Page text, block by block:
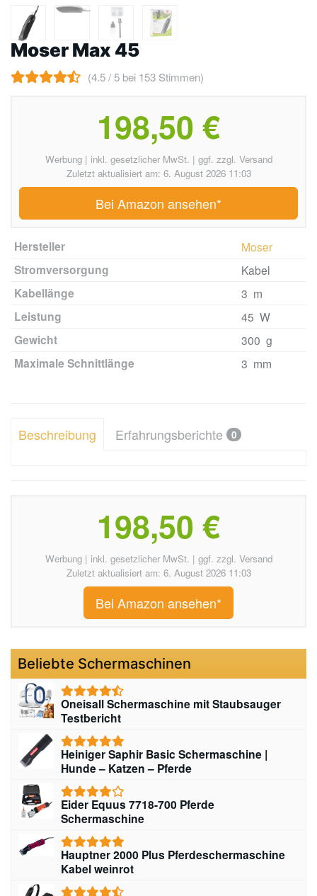
Moser Max 45
(4.5 / 5 bei 153 Stimmen)
198,50 €
Werbung | inkl. gesetzlicher MwSt. | ggf. zzgl. Versand
Zuletzt aktualisiert am: 6. August 2026 11:03
Bei Amazon ansehen*
Hersteller Moser
Stromversorgung Kabel
Kabellänge 3 m
Leistung 45 W
Gewicht 300 g
Maximale Schnittlänge 3 mm
Beschreibung Erfahrungsberichte 0
198,50 €
Werbung | inkl. gesetzlicher MwSt. | ggf. zzgl. Versand
Zuletzt aktualisiert am: 6. August 2026 11:03
Bei Amazon ansehen*
Beliebte Schermaschinen
Oneisall Schermaschine mit Staubsauger
Testbericht
Heiniger Saphir Basic Schermaschine |
Hunde – Katzen – Pferde
Eider Equus 7718-700 Pferde
Schermaschine
Hauptner 2000 Plus Pferdeschermaschine
Kabel weinrot